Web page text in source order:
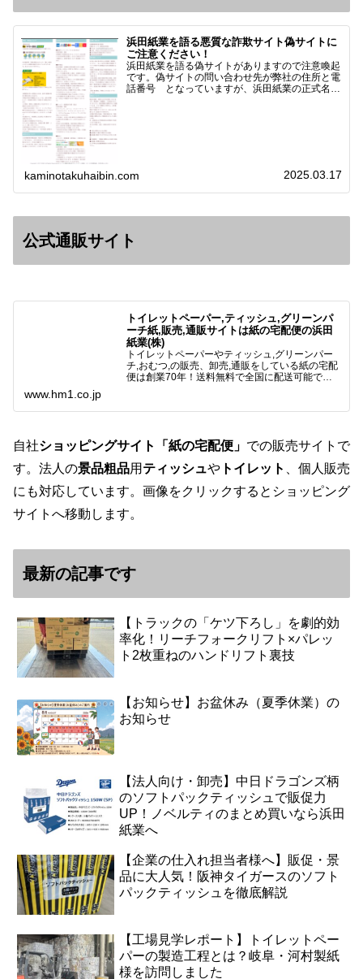
浜田紙業を語る悪質な詐欺サイト偽サイトに
ご注意ください！
浜田紙業を語る偽サイトがありますので注意喚起
です。偽サイトの問い合わせ先が弊社の住所と電
話番号 となっていますが、浜田紙業の正式名称
kaminotakuhaibin.com 2025.03.17
公式通販サイト
トイレットペーパー,ティッシュ,グリーンパ
ーチ紙,販売,通販サイトは紙の宅配便の浜田
紙業(株)
トイレットペーパーやティッシュ,グリーンパー
チ,おむつ,の販売、卸売,通販をしている紙の宅配
便は創業70年！送料無料で全国に配送可能で
様と歩んでまいりま…
www.hm1.co.jp
自社ショッピングサイト「紙の宅配便」 での販売サイトで
す。法人の景品粗品用 ティッシュや トイレット
、個人販売
にも対応しています。画像をクリックするとショッピング
サイトへ移動します。
最新の記事です
【トラックの「ケツ下ろし」を劇的効
率化！リーチフォークリフト×パレッ
ト2枚重ねのハンドリフト裏技
【お知らせ】お盆休み（夏季休業）の
お知らせ
【法人向け・卸売】中日ドラゴンズ柄
のソフトパックティッシュで販促力
UP！ノベルティのまとめ買いなら浜田
紙業へ
【企業の仕入れ担当者様へ】販促・景
品に大人気！阪神タイガースのソフト
パックティッシュを徹底解説
【工場見学レポート】トイレットペー
パーの製造工程とは？岐阜・河村製紙
様を訪問しました